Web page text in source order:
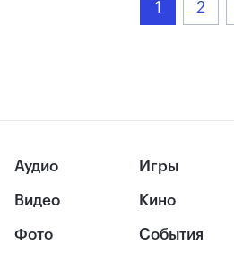
1 2
Аудио
Видео
Фото
Игры
Кино
События